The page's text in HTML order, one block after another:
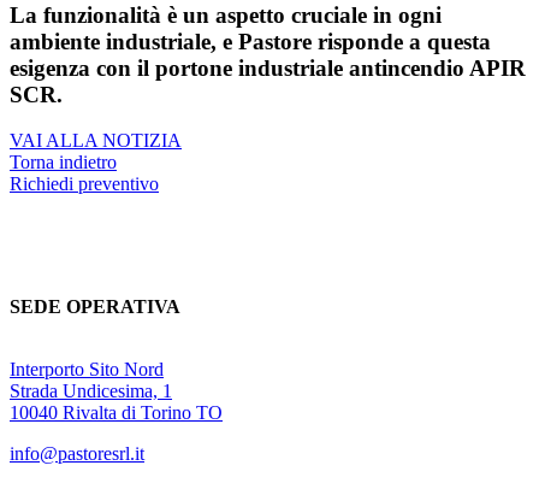
La funzionalità è un aspetto cruciale in ogni
ambiente industriale, e Pastore risponde a questa
esigenza con il portone industriale antincendio APIR
SCR.
VAI ALLA NOTIZIA
Torna indietro
Richiedi preventivo
SEDE OPERATIVA
Interporto Sito Nord
Strada Undicesima, 1
10040 Rivalta di Torino TO
info@pastoresrl.it